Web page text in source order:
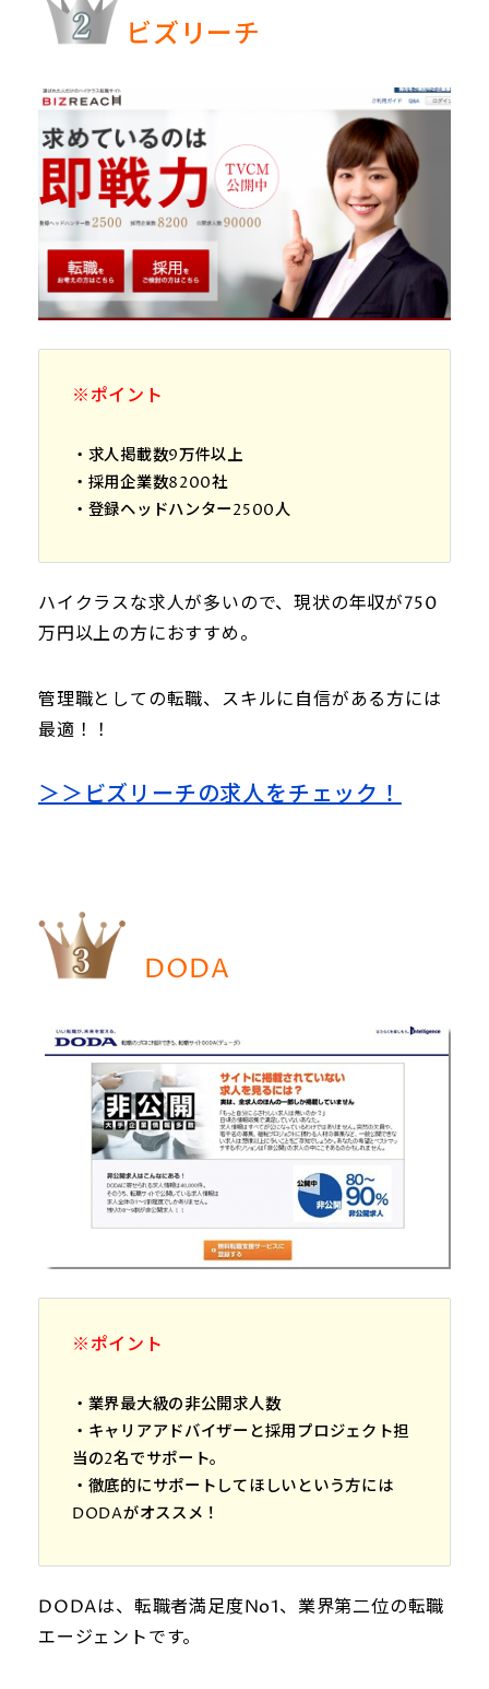
ビズリーチ
※ポイント
・求人掲載数9万件以上
・採用企業数8200社
・登録ヘッドハンター2500人
ハイクラスな求人が多いので、現状の年収が750
万円以上の方におすすめ。
管理職としての転職、スキルに自信がある方には
最適！！
＞＞ビズリーチの求人をチェック！
DODA
※ポイント
・業界最大級の非公開求人数
・キャリアアドバイザーと採用プロジェクト担
当の2名でサポート。
・徹底的にサポートしてほしいという方には
DODAがオススメ！
DODAは、転職者満足度No1、業界第二位の転職
エージェントです。